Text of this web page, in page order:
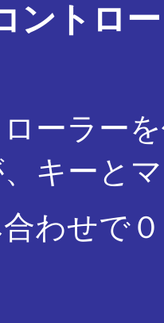
トロ
ーラー
キーと
わせで